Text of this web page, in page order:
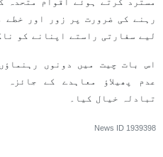
رہنے کی ضرورت پر زور اور
لیے سفارتی راستے اپنانے کو
اس بات چیت میں دونوں
عدم پھیلاؤ معاہدے کے
تبادلہ خیال کیا۔
News ID 1939398